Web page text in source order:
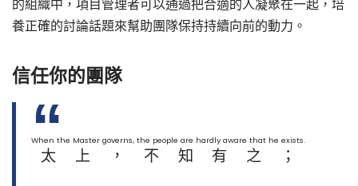
的組織中，項目管理者可以通過把合適的人凝聚在一起，培
養正確的討論話題來幫助團隊保持持續向前的動力。
信任你的團隊
太上，不知有之；
When the Master governs, the people are hardly aware that he exists.